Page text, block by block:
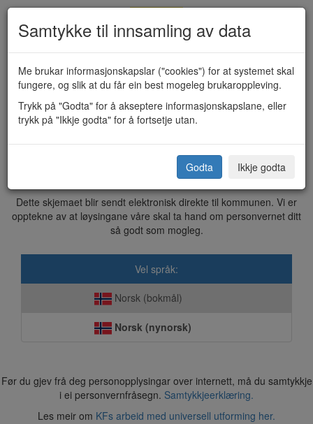
Anlegg som skal vurderast på
idrett og friluftsplanen (KF-TEST)
Tokke kommune
Dette skjemaet blir sendt elektronisk direkte til kommunen. Vi er
opptekne av at løysingane våre skal ta hand om personvernet ditt
så godt som mogleg.
Vel språk:
Norsk (bokmål)
Norsk (nynorsk)
Før du gjev frå deg personopplysingar over internett, må du samtykkje
i ei personvernfråsegn. Samtykkjeerklæring.
Les meir om KFs arbeid med universell utforming her.
Samtykke til innsamling av data
Me brukar informasjonskapslar ("cookies") for at systemet skal
fungere, og slik at du får ein best mogeleg brukaroppleving.
Trykk på "Godta" for å akseptere informasjonskapslane, eller
trykk på "Ikkje godta" for å fortsetje utan.
Godta Ikkje godta